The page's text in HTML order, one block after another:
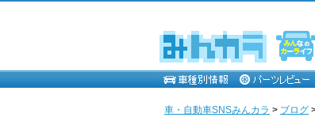
車・自動車SNSみんカラ > ブログ